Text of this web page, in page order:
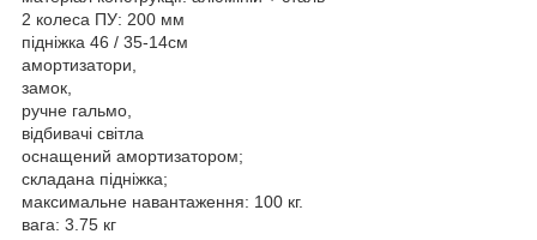
2 колеса ПУ: 200 мм
підніжка 46 / 35-14см
амортизатори,
замок,
ручне гальмо,
відбивачі світла
оснащений амортизатором;
складана підніжка;
максимальне навантаження: 100 кг.
вага: 3.75 кг